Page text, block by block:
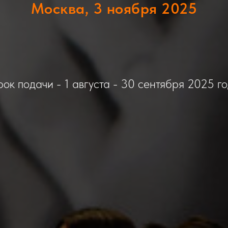
Москва, 3 ноября 2025
подачи - 1 августа - 30 сентября 2025